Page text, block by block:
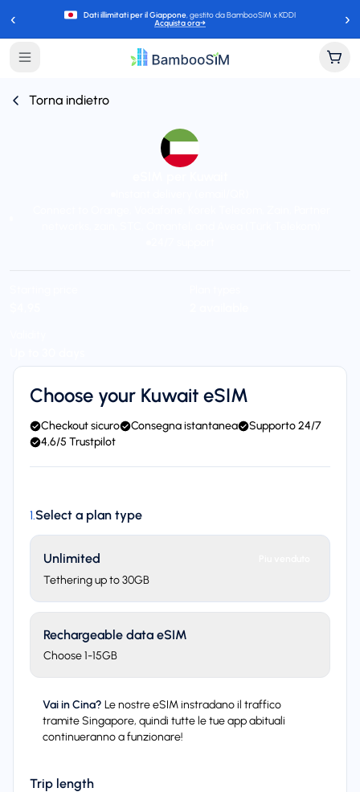
‹ Dati illimitati per il Giappone, gestito da BambooSIM x KDDI
Acquista ora→ ›
Torna indietro
Choose your Kuwait eSIM
Checkout sicuro Consegna istantanea
Supporto 24/7
4,6/5 Trustpilot
1.Select a plan type
Unlimited
Tethering up to 30GB
Rechargeable data eSIM
Choose 1-15GB
Vai in Cina? Le nostre eSIM instradano il traffico
tramite Singapore, quindi tutte le tue app abituali
continueranno a funzionare!
Trip length